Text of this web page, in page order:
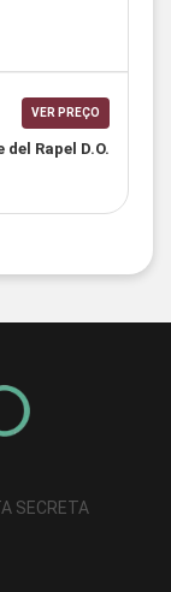
VER PREÇO
Rapel D.O.
SECRETA